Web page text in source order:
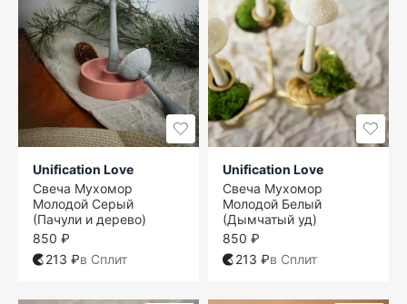
Unification Love
Свеча Мухомор
Молодой Серый
(Пачули и дерево)
850 ₽
213 ₽в Сплит
Unification Love
Свеча Мухомор
Молодой Белый
(Дымчатый уд)
850 ₽
213 ₽в Сплит